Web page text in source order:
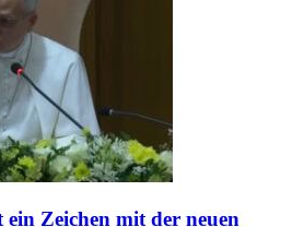
ein Zeichen mit der neuen